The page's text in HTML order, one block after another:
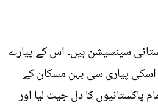
سینسیشن ہیں۔ اس کے پیارے
اسکی پیاری سی بہن مسکان کے
پاکستانیوں کا دل جیت لیا اور